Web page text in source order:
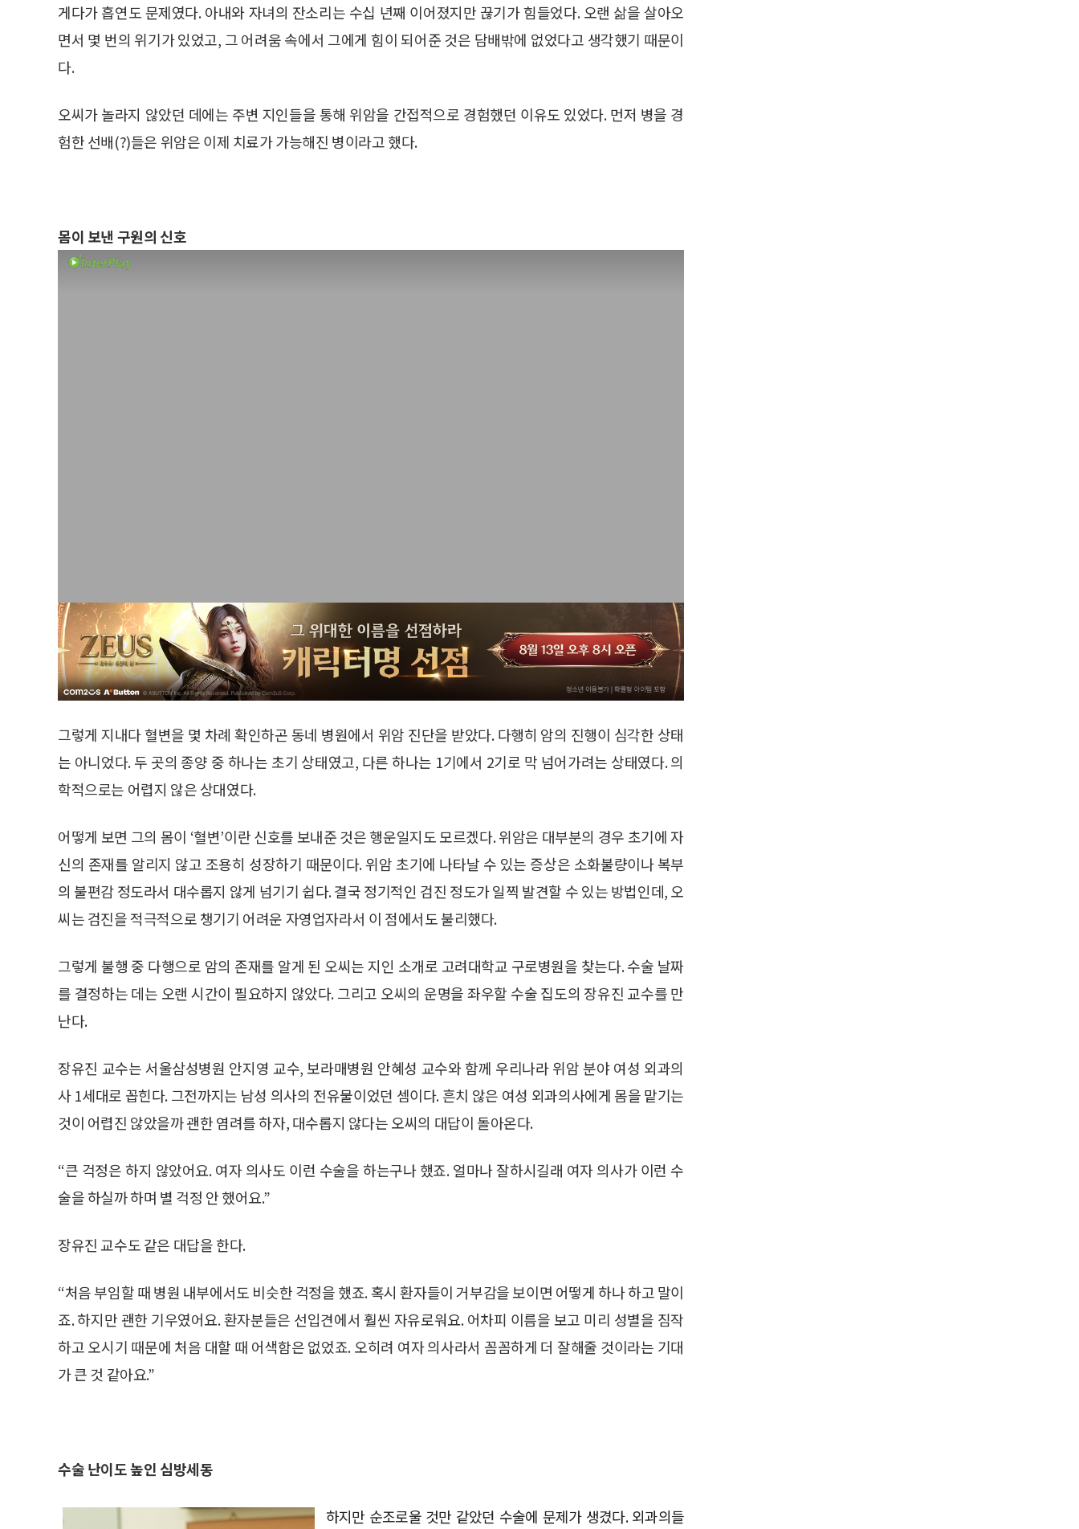
게다가 흡연도 문제였다. 아내와 자녀의 잔소리는 수십 년째 이어졌지만 끊기가 힘들었다. 오랜 삶을 살아오
면서 몇 번의 위기가 있었고, 그 어려움 속에서 그에게 힘이 되어준 것은 담배밖에 없었다고 생각했기 때문이
다.
오씨가 놀라지 않았던 데에는 주변 지인들을 통해 위암을 간접적으로 경험했던 이유도 있었다. 먼저 병을 경
험한 선배(?)들은 위암은 이제 치료가 가능해진 병이라고 했다.
몸이 보낸 구원의 신호
그렇게 지내다 혈변을 몇 차례 확인하곤 동네 병원에서 위암 진단을 받았다. 다행히 암의 진행이 심각한 상태
는 아니었다. 두 곳의 종양 중 하나는 초기 상태였고, 다른 하나는 1기에서 2기로 막 넘어가려는 상태였다. 의
학적으로는 어렵지 않은 상대였다.
어떻게 보면 그의 몸이 ‘혈변’이란 신호를 보내준 것은 행운일지도 모르겠다. 위암은 대부분의 경우 초기에 자
신의 존재를 알리지 않고 조용히 성장하기 때문이다. 위암 초기에 나타날 수 있는 증상은 소화불량이나 복부
의 불편감 정도라서 대수롭지 않게 넘기기 쉽다. 결국 정기적인 검진 정도가 일찍 발견할 수 있는 방법인데, 오
씨는 검진을 적극적으로 챙기기 어려운 자영업자라서 이 점에서도 불리했다.
그렇게 불행 중 다행으로 암의 존재를 알게 된 오씨는 지인 소개로 고려대학교 구로병원을 찾는다. 수술 날짜
를 결정하는 데는 오랜 시간이 필요하지 않았다. 그리고 오씨의 운명을 좌우할 수술 집도의 장유진 교수를 만
난다.
장유진 교수는 서울삼성병원 안지영 교수, 보라매병원 안혜성 교수와 함께 우리나라 위암 분야 여성 외과의
사 1세대로 꼽힌다. 그전까지는 남성 의사의 전유물이었던 셈이다. 흔치 않은 여성 외과의사에게 몸을 맡기는
것이 어렵진 않았을까 괜한 염려를 하자, 대수롭지 않다는 오씨의 대답이 돌아온다.
“큰 걱정은 하지 않았어요. 여자 의사도 이런 수술을 하는구나 했죠. 얼마나 잘하시길래 여자 의사가 이런 수
술을 하실까 하며 별 걱정 안 했어요.”
장유진 교수도 같은 대답을 한다.
“처음 부임할 때 병원 내부에서도 비슷한 걱정을 했죠. 혹시 환자들이 거부감을 보이면 어떻게 하나 하고 말이
죠. 하지만 괜한 기우였어요. 환자분들은 선입견에서 훨씬 자유로워요. 어차피 이름을 보고 미리 성별을 짐작
하고 오시기 때문에 처음 대할 때 어색함은 없었죠. 오히려 여자 의사라서 꼼꼼하게 더 잘해줄 것이라는 기대
가 큰 것 같아요.”
수술 난이도 높인 심방세동
하지만 순조로울 것만 같았던 수술에 문제가 생겼다. 외과의들